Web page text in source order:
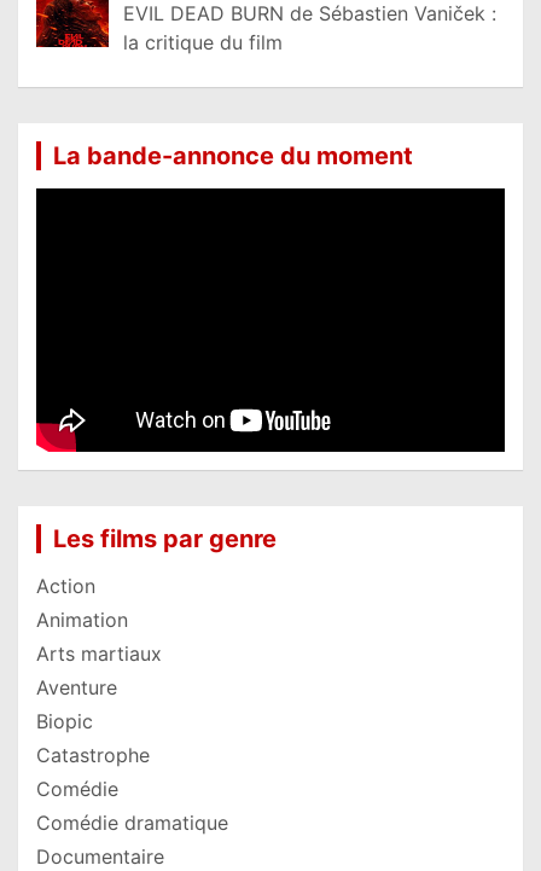
EVIL DEAD BURN de Sébastien Vaniček :
la critique du film
La bande-annonce du moment
Les films par genre
Action
Animation
Arts martiaux
Aventure
Biopic
Catastrophe
Comédie
Comédie dramatique
Documentaire